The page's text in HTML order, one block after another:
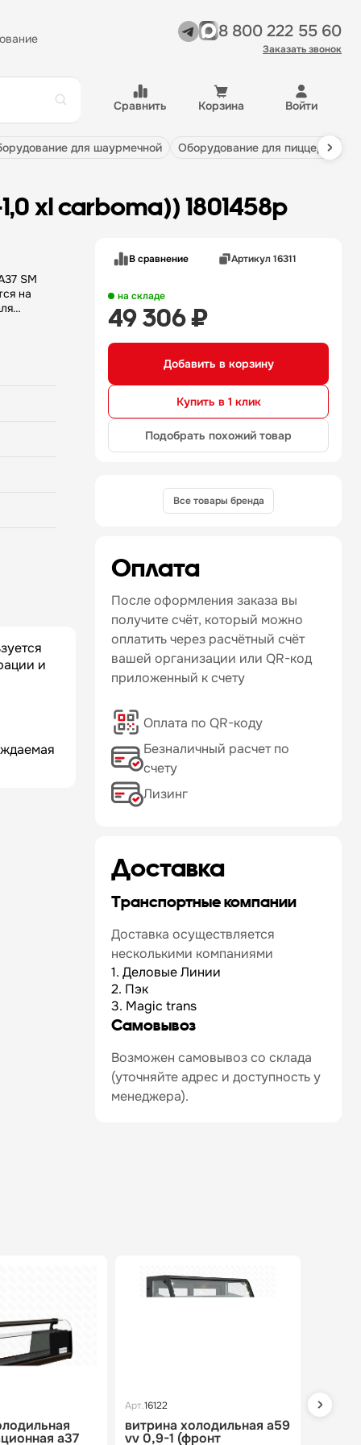
8 800 222 55 60
Заказать звонок
Сравнить Корзина Войти
для шаурмечной оборудование для пиццерии
xl carboma)) 1801458p
SM
на
В сравнение Артикул 16311
на складе
49 306 ₽
Добавить в корзину
Купить в 1 клик
Подобрать похожий товар
Все товары бренда
Оплата
После оформления заказа вы
получите счёт, который можно
оплатить через расчётный счёт
вашей организации или QR-код
приложенный к счету
Оплата по QR-коду
Безналичный расчет по
счету
Лизинг
Доставка
Транспортные компании
Доставка осуществляется
несколькими компаниями
1. Деловые Линии
2. Пэк
3. Magic trans
Самовывоз
Возможен самовывоз со склада
(уточняйте адрес и доступность у
менеджера).
и
a37
Арт.16122
витрина холодильная a59
vv 0,9-1 (фронт
Арт.